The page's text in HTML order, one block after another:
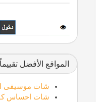
المواقع الأفضل تقييماً
شات موسيقى
شات احساس